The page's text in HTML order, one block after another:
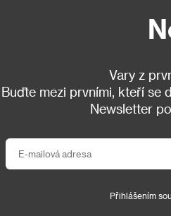
Vary z
Buďte mezi prvními, kteří se
Newsletter
Přihlášením